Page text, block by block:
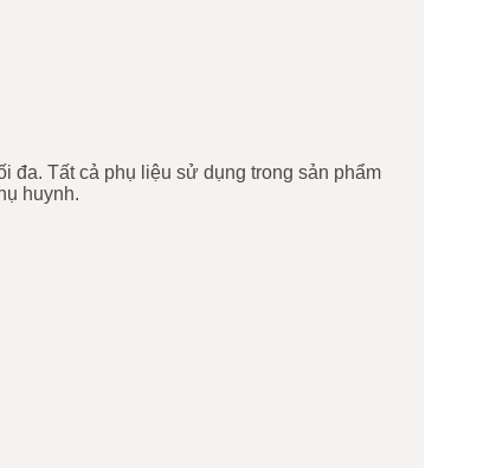
đa. Tất cả phụ liệu sử dụng trong sản phẩm
huynh.